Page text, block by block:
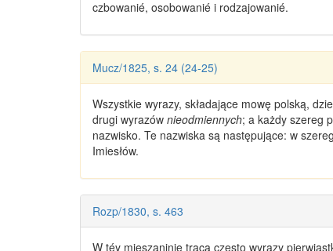
czbowanié, osobowanié i rodzajowanié.
Mucz/1825, s. 24 (24-25)
Wszystkie wyrazy, składające mowę polską,
drugi wyrazów nieodmiennych; a każdy szereg
nazwisko. Te nazwiska są następujące: w
Imiesłów.
Rozp/1830, s. 463
W téy mieszaninie tracą często wyrazy